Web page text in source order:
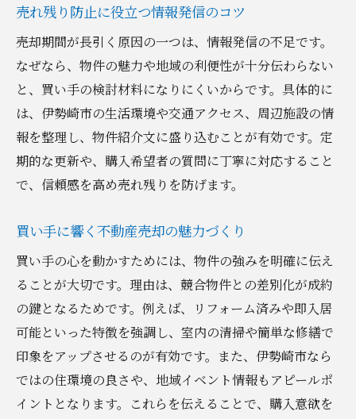
売れ残り防止に役立つ情報発信のコツ
売却期間が長引く原因の一つは、情報発信の不足です。
なぜなら、物件の魅力や地域の利便性が十分伝わらない
と、買い手の検討材料になりにくいからです。具体的に
は、伊勢崎市の生活環境や交通アクセス、周辺施設の情
報を整理し、物件紹介文に盛り込むことが有効です。定
期的な更新や、購入希望者の質問に丁寧に対応すること
で、信頼感を高め売れ残りを防げます。
買い手に響く不動産売却の魅力づくり
買い手の心を動かすためには、物件の強みを明確に伝え
ることが大切です。理由は、競合物件との差別化が成約
の鍵となるためです。例えば、リフォーム済みや即入居
可能といった特徴を強調し、室内の清掃や簡単な修繕で
印象をアップさせるのが有効です。また、伊勢崎市なら
ではの住環境の良さや、地域イベント情報もアピールポ
イントとなります。これらを伝えることで、購入意欲を